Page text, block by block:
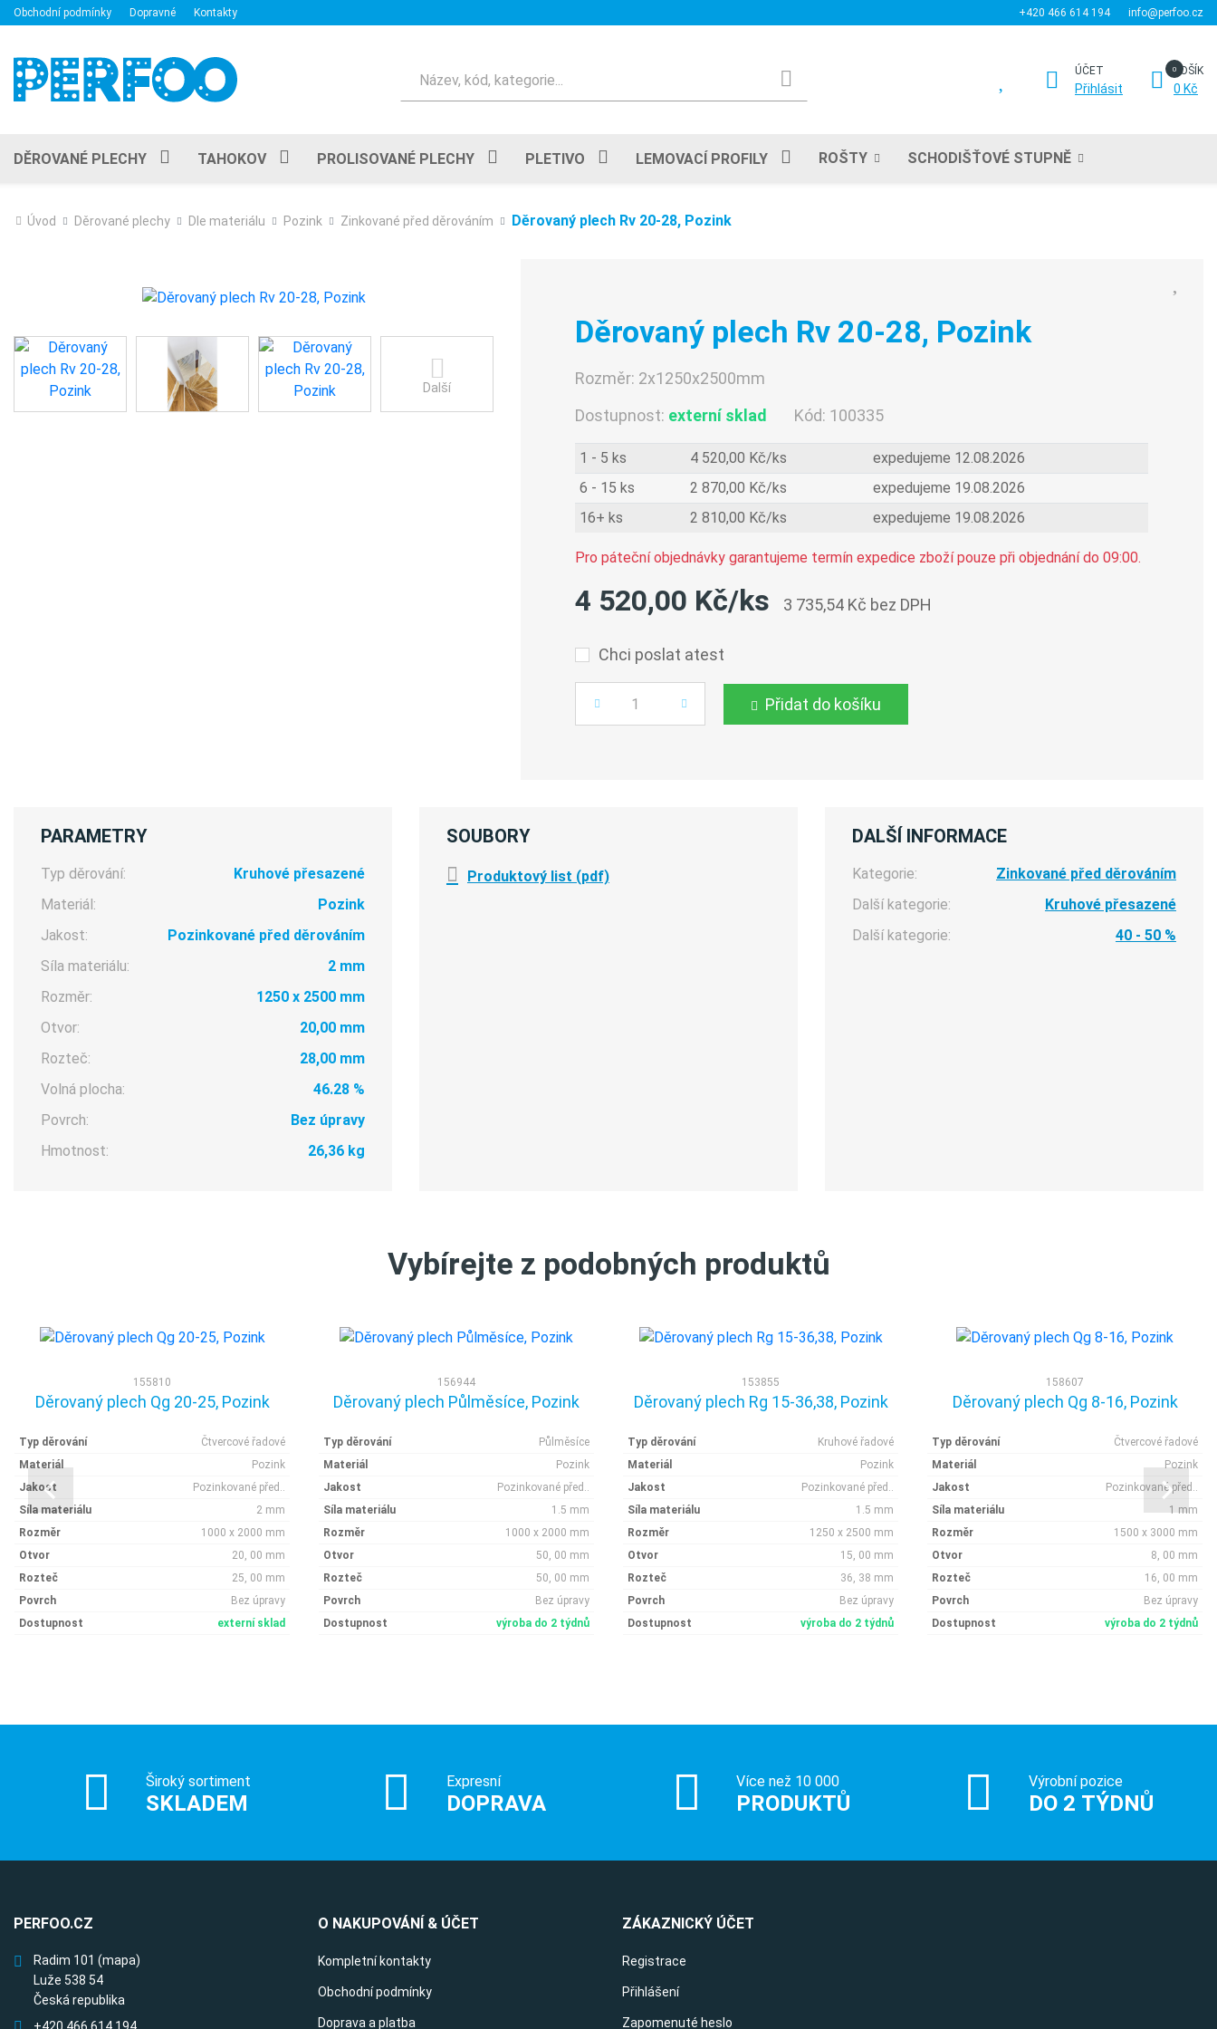
Obchodní podmínky Dopravné Kontakty +420 466 614 194 info@perfoo.cz
ÚČET
Přihlásit
KOŠÍK
0 Kč
DĚROVANÉ PLECHY TAHOKOV PROLISOVANÉ PLECHY PLETIVO LEMOVACÍ PROFILY ROŠTY SCHODIŠŤOVÉ STUPNĚ
Úvod Děrované plechy Dle materiálu Pozink Zinkované před děrováním Děrovaný plech Rv 20-28, Pozink
Další
Děrovaný plech Rv 20-28, Pozink
Rozměr: 2x1250x2500mm
Dostupnost: externí sklad Kód: 100335
1 - 5 ks 4 520,00 Kč/ks
expedujeme 12.08.2026
6 - 15 ks
2 870,00 Kč/ks
expedujeme 19.08.2026
16+ ks
2 810,00 Kč/ks expedujeme 19.08.2026
Pro páteční objednávky garantujeme termín expedice zboží pouze při objednání do 09:00.
4 520,00 Kč/ks 3 735,54 Kč bez DPH
Chci poslat atest
Počet Přidat do košíku
PARAMETRY
Typ děrování:
Kruhové přesazené
Materiál:
Pozink
Jakost:
Pozinkované před děrováním
Síla materiálu:
2 mm
Rozměr:
1250 x 2500 mm
Otvor:
20,00 mm
Rozteč:
28,00 mm
Volná plocha:
46.28 %
Povrch:
Bez úpravy
Hmotnost:
26,36 kg
SOUBORY
Produktový list (pdf)
DALŠÍ INFORMACE
Kategorie:
Zinkované před děrováním
Další kategorie:
Kruhové přesazené
Další kategorie:
40 - 50 %
Vybírejte z podobných produktů
155810
Děrovaný plech Qg 20-25, Pozink
Typ děrování
Čtvercové řadové
Materiál
Pozink
Jakost
Pozinkované před..
Síla materiálu
2 mm
Rozměr
1000 x 2000 mm
Otvor
20, 00 mm
Rozteč
25, 00 mm
Povrch
Bez úpravy
Dostupnost
externí sklad
156944
Děrovaný plech Půlměsíce, Pozink
Typ děrování
Půlměsíce
Materiál
Pozink
Jakost
Pozinkované před..
Síla materiálu
1.5 mm
Rozměr
1000 x 2000 mm
Otvor
50, 00 mm
Rozteč
50, 00 mm
Povrch
Bez úpravy
Dostupnost
výroba do 2 týdnů
153855
Děrovaný plech Rg 15-36,38, Pozink
Typ děrování
Kruhové řadové
Materiál
Pozink
Jakost
Pozinkované před..
Síla materiálu
1.5 mm
Rozměr
1250 x 2500 mm
Otvor
15, 00 mm
Rozteč
36, 38 mm
Povrch
Bez úpravy
Dostupnost
výroba do 2 týdnů
158607
Děrovaný plech Qg 8-16, Pozink
Typ děrování
Čtvercové řadové
Materiál
Pozink
Jakost
Pozinkované před..
Síla materiálu
1 mm
Rozměr
1500 x 3000 mm
Otvor
8, 00 mm
Rozteč
16, 00 mm
Povrch
Bez úpravy
Dostupnost
výroba do 2 týdnů
Široký sortiment
SKLADEM
Expresní
DOPRAVA
Více než 10 000
PRODUKTŮ
Výrobní pozice
DO 2 TÝDNŮ
PERFOO.CZ
Radim 101 (mapa)
Luže 538 54
Česká republika
O NAKUPOVÁNÍ & ÚČET
Kompletní kontakty
Obchodní podmínky
Doprava a platba
ZÁKAZNICKÝ ÚČET
Registrace
Přihlášení
Zapomenuté heslo